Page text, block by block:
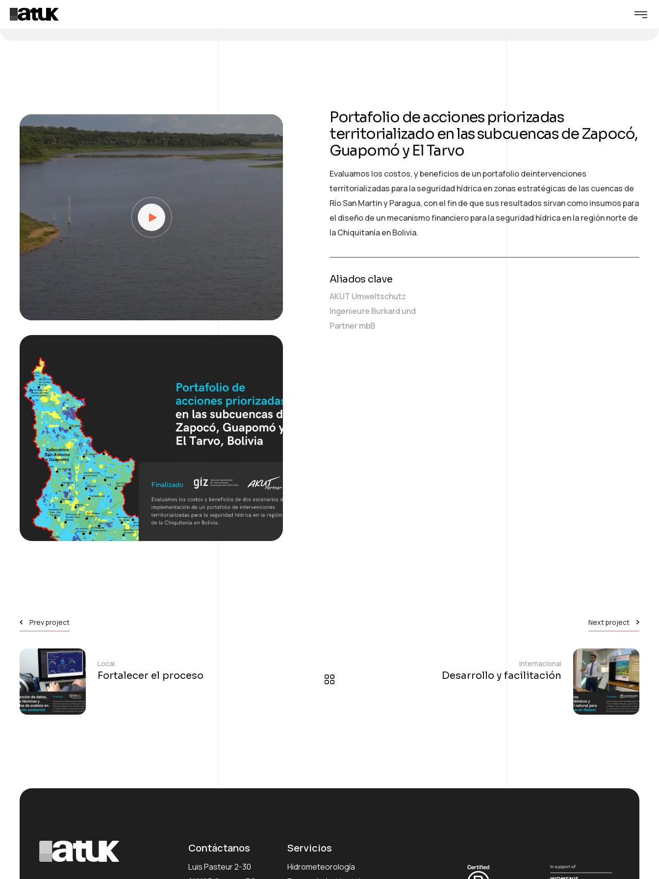
Reproductor
de
vídeo
Portafolio de acciones priorizadas
territorializado en las subcuencas de Zapocó,
Guapomó y El Tarvo
Evaluamos los costos, y beneficios de un portafolio deintervenciones
territorializadas para la seguridad hídrica en zonas estratégicas de las cuencas de
Río San Martin y Paragua, con el fin de que sus resultados sirvan como insumos para
el diseño de un mecanismo financiero para la seguridad hídrica en la región norte de
la Chiquitanía en Bolivia.
Aliados clave
AKUT Umweltschutz
Ingenieure Burkard und
Partner mbB
Prev project
Local
Fortalecer el proceso
Next project
Internacional
Desarrollo y facilitación
Contáctanos
Luis Pasteur 2-30
Servicios
Hidrometeorología